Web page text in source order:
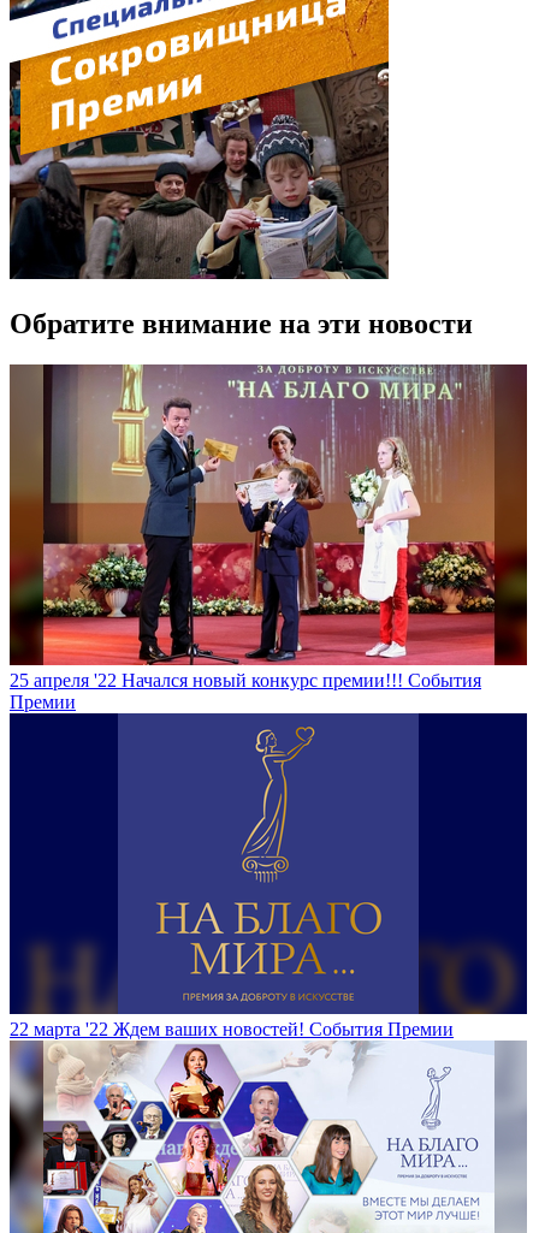
Обратите внимание на эти новости
25 апреля '22 Начался новый конкурс премии!!! События
Премии
22 марта '22 Ждем ваших новостей! События Премии